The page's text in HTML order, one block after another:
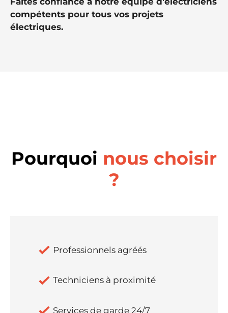
compétents pour tous vos projets
électriques.
Pourquoi nous choisir
?
Professionnels agréés
Techniciens à proximité
Services de garde 24/7